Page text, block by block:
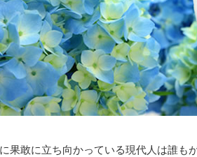
果敢に立ち向かっている現代人は誰も